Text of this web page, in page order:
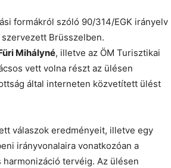
formákról szóló 90/314/EGK irányelv
Brüsszelben.
Mihályné, illetve az ÖM Turisztikai
vett volna részt az ülésen
által interneten közvetített ülést
válaszok eredményeit, illetve egy
irányvonalaira vonatkozóan a
tervéig. Az ülésen